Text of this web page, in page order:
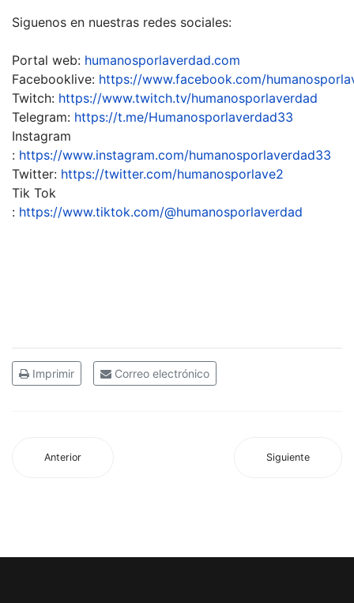
Siguenos en nuestras redes sociales:
Portal web: humanosporlaverdad.com
Facebooklive: https://www.facebook.com/
Twitch: https://www.twitch.tv/humanosporlaverdad
Telegram: https://t.me/Humanosporlaverdad33
Instagram
: https://www.instagram.com/humanosporlaverdad33
Twitter: https://twitter.com/humanosporlave2
Tik Tok
: https://www.tiktok.com/@humanosporlaverdad
Imprimir Correo electrónico
Anterior Siguiente